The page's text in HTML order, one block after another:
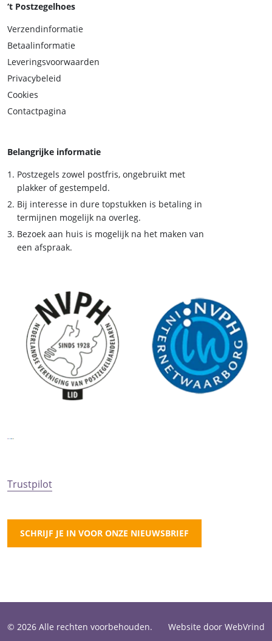
‘t Postzegelhoes
Verzendinformatie
Betaalinformatie
Leveringsvoorwaarden
Privacybeleid
Cookies
Contactpagina
Belangrijke informatie
Postzegels zowel postfris, ongebruikt met
plakker of gestempeld.
Bij interesse in dure topstukken is betaling in
termijnen mogelijk na overleg.
Bezoek aan huis is mogelijk na het maken van
een afspraak.
Trustpilot
SCHRIJF JE IN VOOR ONZE NIEUWSBRIEF
© 2026 Alle rechten voorbehouden. Website door WebVrind